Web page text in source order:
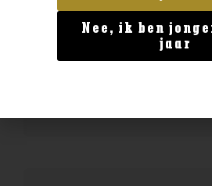
Geen categorie
Fever Tree Indian tonic 0.5l
4,99
Nee, ik ben
jaar